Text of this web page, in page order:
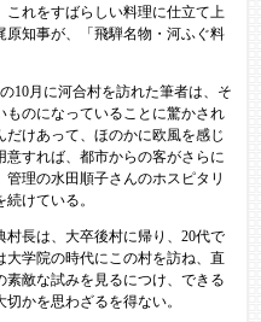
れをすばらしい料理に仕立て上
知事が、「飛騨名物・河ふぐ料
10月に河合村を訪れた筆者は、そ
のになっていることに驚かされ
けあって、ほのかに欧風を感じ
すれば、都市からの客がさらに
理の水田順子さんのホスピタリ
けている。
村長は、大卒後村に帰り、20代で
学院の時代にこの村を訪ね、直
敵な試みを見るにつけ、できる
かを思わざるを得ない。